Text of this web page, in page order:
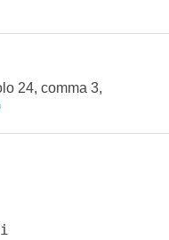
24, comma 3,